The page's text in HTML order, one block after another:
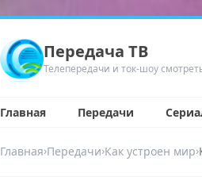
Передача ТВ
Телепередачи и ток-шоу
Главная Передачи
Главная›Передачи›Как устроен мир›